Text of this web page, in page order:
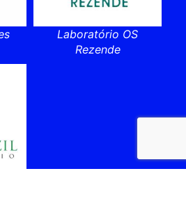
Laboratório OS
Rezende